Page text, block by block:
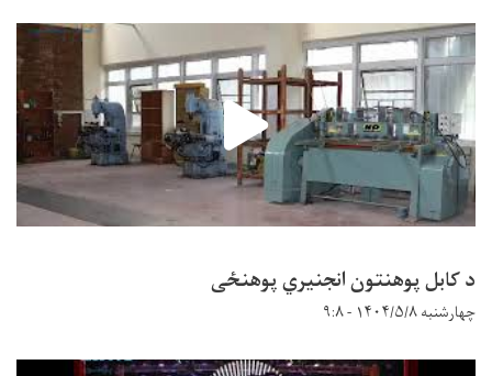
د کابل پوهنتون انجنیري پوهنځی
چهارشنبه ۱۴۰۴/۵/۸ - ۹:۸